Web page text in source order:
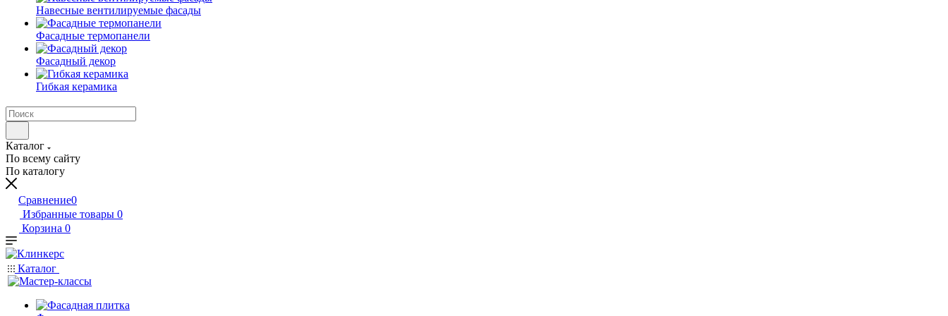
Навесные вентилируемые фасады
Фасадные термопанели
Фасадный декор
Гибкая керамика
Каталог
По всему сайту
По каталогу
Сравнение0
Избранные товары 0
Корзина 0
Каталог